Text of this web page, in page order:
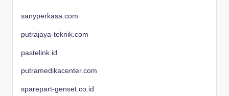
sanyperkasa.com
putrajaya-teknik.com
pastelink.id
putramedikacenter.com
sparepart-genset.co.id